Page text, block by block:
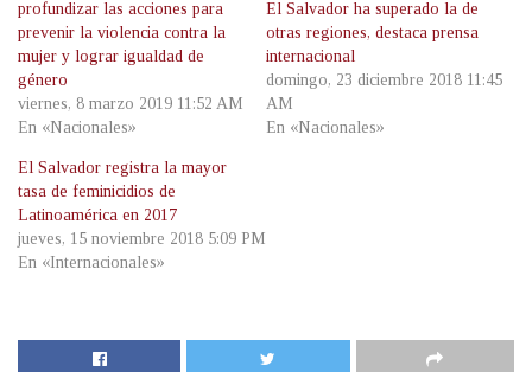
profundizar las acciones para
prevenir la violencia contra la
mujer y lograr igualdad de
género
viernes, 8 marzo 2019 11:52 AM
En «Nacionales»
El Salvador ha superado la de
otras regiones, destaca prensa
internacional
domingo, 23 diciembre 2018 11:45
AM
En «Nacionales»
El Salvador registra la mayor
tasa de feminicidios de
Latinoamérica en 2017
jueves, 15 noviembre 2018 5:09 PM
En «Internacionales»